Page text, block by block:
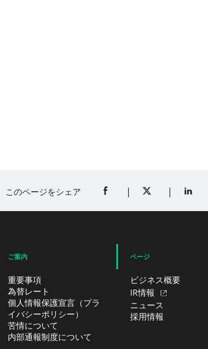
このページをシェア FACEBOOKでシェア（新規
TWITTERでシェ
ご案内
重要事項
為替レート
個人情報保護宣言（プラ
イバシーポリシー）
苦情について
内部通報制度について
ページ
ビジネス概要
IR情報
ニュース
採用情報